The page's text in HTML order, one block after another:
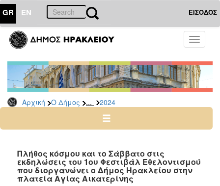
GR EN ΕΙΣΟΔΟΣ
Toggle
Αρχική Ο Δήμος ... 2024
ΔΗΜΟΣ
Δελτία
Τύπου
Αρχείο
2026
2024
2022
2021
Πλήθος κόσμου και το Σάββατο στις
εκδηλώσεις του 1ου Φεστιβάλ Εθελοντισμού
που διοργανώνει ο Δήμος Ηρακλείου στην
πλατεία Αγίας Αικατερίνης